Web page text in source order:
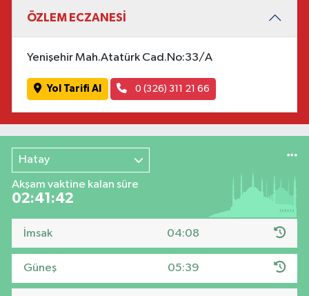
ÖZLEM ECZANESİ
Yenişehir Mah.Atatürk Cad.No:33/A
Yol Tarifi Al 0 (326) 311 21 66
Hatay
Akşam vaktine kalan süre
02:41:42
İmsak 04:08
Güneş 05:39